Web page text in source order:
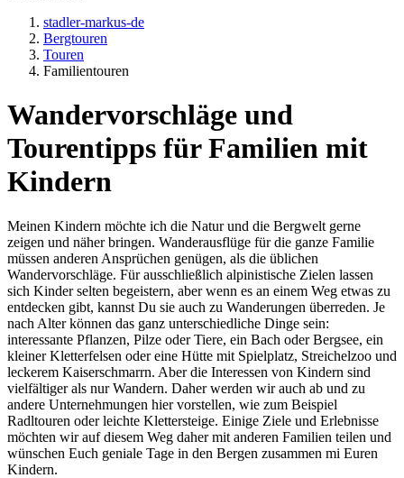
stadler-markus-de
Bergtouren
Touren
Familientouren
Wandervorschläge und
Tourentipps für Familien mit
Kindern
Meinen Kindern möchte ich die Natur und die Bergwelt gerne
zeigen und näher bringen. Wanderausflüge für die ganze Familie
müssen anderen Ansprüchen genügen, als die üblichen
Wandervorschläge. Für ausschließlich alpinistische Zielen lassen
sich Kinder selten begeistern, aber wenn es an einem Weg etwas zu
entdecken gibt, kannst Du sie auch zu Wanderungen überreden. Je
nach Alter können das ganz unterschiedliche Dinge sein:
interessante Pflanzen, Pilze oder Tiere, ein Bach oder Bergsee, ein
kleiner Kletterfelsen oder eine Hütte mit Spielplatz, Streichelzoo und
leckerem Kaiserschmarrn. Aber die Interessen von Kindern sind
vielfältiger als nur Wandern. Daher werden wir auch ab und zu
andere Unternehmungen hier vorstellen, wie zum Beispiel
Radltouren oder leichte Klettersteige. Einige Ziele und Erlebnisse
möchten wir auf diesem Weg daher mit anderen Familien teilen und
wünschen Euch geniale Tage in den Bergen zusammen mi Euren
Kindern.